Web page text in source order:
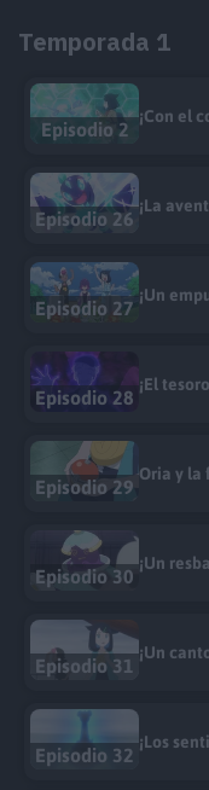
Temporada 1
Episodio 2
¡Con el
Episodio 26
¡La
Episodio 27
¡Un
Episodio 28
¡El
Episodio 29
Oria y la
Episodio 30
¡Un
Episodio 31
¡Un
Episodio 32
¡Los